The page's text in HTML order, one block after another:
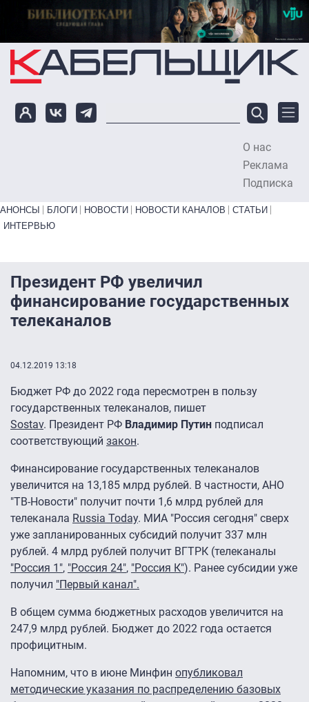
Перейти к основному содержанию
О нас
Реклама
Подписка
Primary links bottom
АНОНСЫ БЛОГИ НОВОСТИ НОВОСТИ КАНАЛОВ
СТАТЬИ
ИНТЕРВЬЮ
Президент РФ увеличил
финансирование государственных
телеканалов
04.12.2019 13:18
Бюджет РФ до 2022 года пересмотрен в пользу
государственных телеканалов, пишет
Sostav. Президент РФ Владимир Путин подписал
соответствующий закон.
Финансирование государственных телеканалов
увеличится на 13,185 млрд рублей. В частности, АНО
"ТВ-Новости" получит почти 1,6 млрд рублей для
телеканала Russia Today. МИА "Россия сегодня" сверх
уже запланированных субсидий получит 337 млн
рублей. 4 млрд рублей получит ВГТРК (телеканалы
"Россия 1", "Россия 24", "Россия К"). Ранее субсидии уже
получил "Первый канал".
В общем сумма бюджетных расходов увеличится на
247,9 млрд рублей. Бюджет до 2022 года остается
профицитным.
Напомним, что в июне Минфин опубликовал
методические указания по распределению базовых